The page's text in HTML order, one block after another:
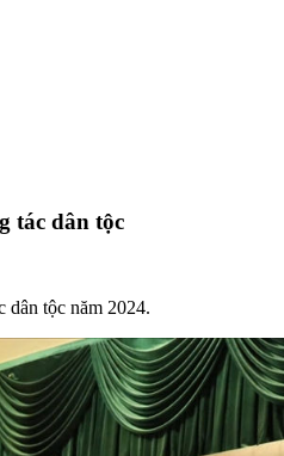
tác dân tộc
tộc năm 2024.